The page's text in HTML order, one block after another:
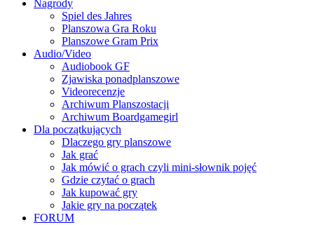
Nagrody
Spiel des Jahres
Planszowa Gra Roku
Planszowe Gram Prix
Audio/Video
Audiobook GF
Zjawiska ponadplanszowe
Videorecenzje
Archiwum Planszostacji
Archiwum Boardgamegirl
Dla początkujących
Dlaczego gry planszowe
Jak grać
Jak mówić o grach czyli mini-słownik pojęć
Gdzie czytać o grach
Jak kupować gry
Jakie gry na początek
FORUM